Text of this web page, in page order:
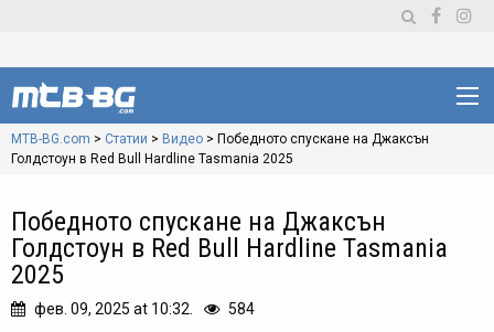
MTB-BG.com > Статии > Видео > Победното спускане на Джаксън
Голдстоун в Red Bull Hardline Tasmania 2025
Победното спускане на Джаксън
Голдстоун в Red Bull Hardline Tasmania
2025
фев. 09, 2025 at 10:32. 584